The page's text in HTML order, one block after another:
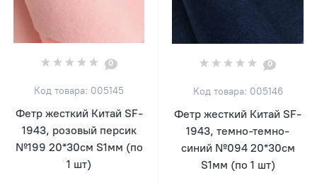
0
Код товара: 005145
Фетр жесткий Китай SF-
1943, розовый персик
№199 20*30см S1мм (по
1 шт)
0
Код товара: 005146
Фетр жесткий Китай SF-
1943, темно-темно-
синий №094 20*30см
S1мм (по 1 шт)